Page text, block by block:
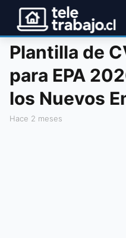
Plantilla de
para EPA
los Nuevos
hace 2 meses